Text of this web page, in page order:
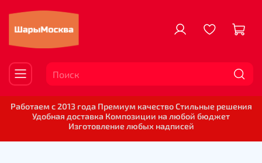
Работаем с 2013 года Премиум качество Стильные решения
Удобная доставка Композиции на любой бюджет
Изготовление любых надписей